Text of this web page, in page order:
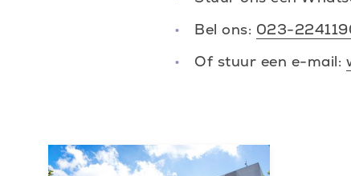
Bel ons: 023-
Of stuur een e-mail: